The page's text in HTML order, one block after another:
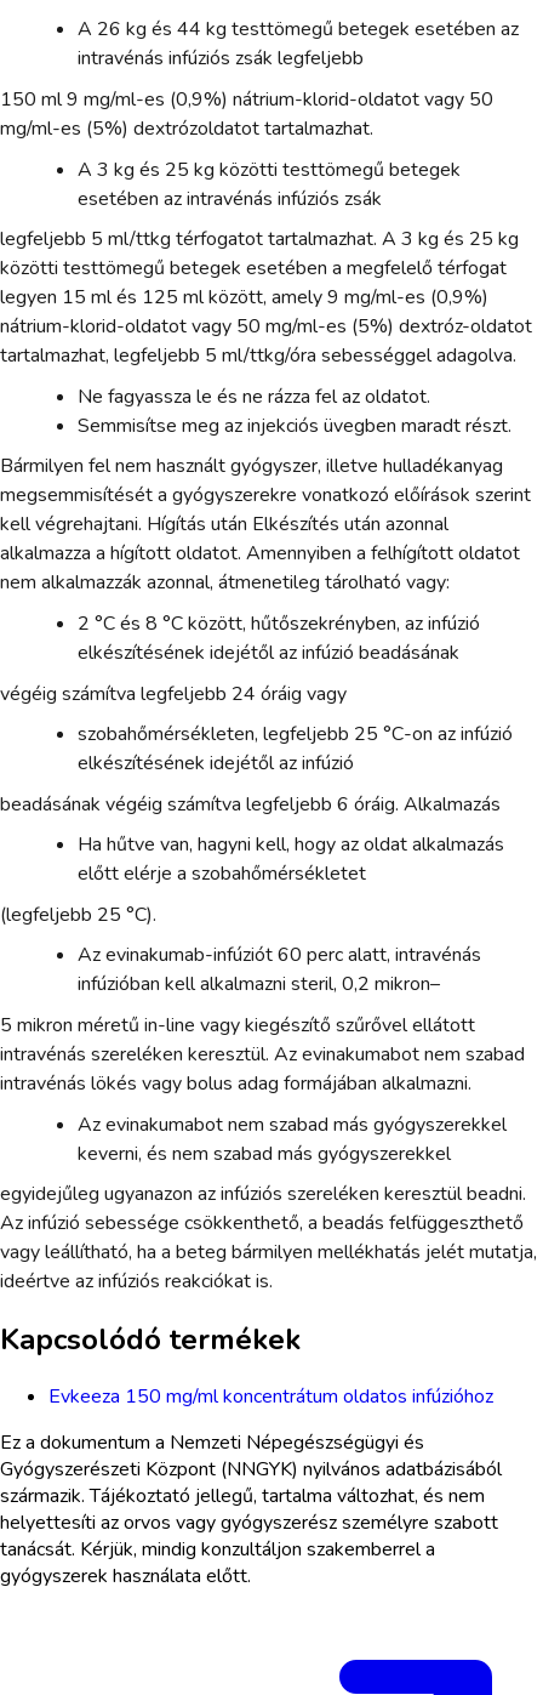
A 26 kg és 44 kg testtömegű betegek esetében az
intravénás infúziós zsák legfeljebb
150 ml 9 mg/ml-es (0,9%) nátrium-klorid-oldatot vagy 50
mg/ml-es (5%) dextrózoldatot tartalmazhat.
A 3 kg és 25 kg közötti testtömegű betegek
esetében az intravénás infúziós zsák
legfeljebb 5 ml/ttkg térfogatot tartalmazhat. A 3 kg és 25 kg
közötti testtömegű betegek esetében a megfelelő térfogat
legyen 15 ml és 125 ml között, amely 9 mg/ml-es (0,9%)
nátrium-klorid-oldatot vagy 50 mg/ml-es (5%) dextróz-oldatot
tartalmazhat, legfeljebb 5 ml/ttkg/óra sebességgel adagolva.
Ne fagyassza le és ne rázza fel az oldatot.
Semmisítse meg az injekciós üvegben maradt részt.
Bármilyen fel nem használt gyógyszer, illetve hulladékanyag
megsemmisítését a gyógyszerekre vonatkozó előírások szerint
kell végrehajtani. Hígítás után Elkészítés után azonnal
alkalmazza a hígított oldatot. Amennyiben a felhígított oldatot
nem alkalmazzák azonnal, átmenetileg tárolható vagy:
2 °C és 8 °C között, hűtőszekrényben, az infúzió
elkészítésének idejétől az infúzió beadásának
végéig számítva legfeljebb 24 óráig vagy
szobahőmérsékleten, legfeljebb 25 °C-on az infúzió
elkészítésének idejétől az infúzió
beadásának végéig számítva legfeljebb 6 óráig. Alkalmazás
Ha hűtve van, hagyni kell, hogy az oldat alkalmazás
előtt elérje a szobahőmérsékletet
(legfeljebb 25 °C).
Az evinakumab-infúziót 60 perc alatt, intravénás
infúzióban kell alkalmazni steril, 0,2 mikron–
5 mikron méretű in-line vagy kiegészítő szűrővel ellátott
intravénás szereléken keresztül. Az evinakumabot nem szabad
intravénás lökés vagy bolus adag formájában alkalmazni.
Az evinakumabot nem szabad más gyógyszerekkel
keverni, és nem szabad más gyógyszerekkel
egyidejűleg ugyanazon az infúziós szereléken keresztül beadni.
Az infúzió sebessége csökkenthető, a beadás felfüggeszthető
vagy leállítható, ha a beteg bármilyen mellékhatás jelét mutatja,
ideértve az infúziós reakciókat is.
Kapcsolódó termékek
Evkeeza 150 mg/ml koncentrátum oldatos infúzióhoz
Ez a dokumentum a Nemzeti Népegészségügyi és
Gyógyszerészeti Központ (NNGYK) nyilvános adatbázisából
származik. Tájékoztató jellegű, tartalma változhat, és nem
helyettesíti az orvos vagy gyógyszerész személyre szabott
tanácsát. Kérjük, mindig konzultáljon szakemberrel a
gyógyszerek használata előtt.